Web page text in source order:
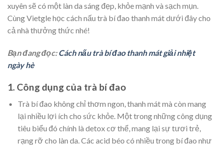
xuyên sẽ có một làn da sáng đẹp, khỏe mạnh và sạch mụn.
Cùng Vietgle học cách nấu trà bí đao thanh mát dưới đây cho
cả nhà thưởng thức nhé!
Bạn đang đọc:Cách nấu trà bí đao thanh mát giải nhiệt
ngày hè
1. Công dụng của trà bí đao
Trà bí đao không chỉ thơm ngon, thanh mát mà còn mang
lại nhiều lợi ích cho sức khỏe. Một trong những công dụng
tiêu biểu đó chính là detox cơ thể, mang lại sự tươi trẻ,
rạng rỡ cho làn da. Các acid béo có nhiều trong bí đao như